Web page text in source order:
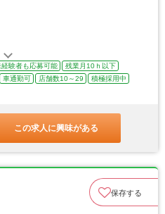
経験者も応募可能
残業月10ｈ以下
車通勤可 店舗数10～29
積極採用中
この求人に興味がある
保存する